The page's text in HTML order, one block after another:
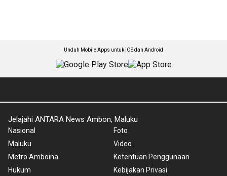
Unduh Mobile Apps untuk iOS dan Android
Jelajahi ANTARA News Ambon, Maluku
Nasional
Maluku
Metro Amboina
Hukum
Foto
Video
Ketentuan Penggunaan
Kebijakan Privasi